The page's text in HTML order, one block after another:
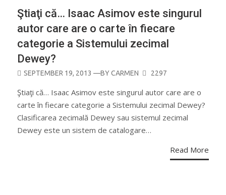
Ştiaţi că… Isaac Asimov este singurul
autor care are o carte în fiecare
categorie a Sistemului zecimal
Dewey?
POSTED
SEPTEMBER 19, 2013 —BYCARMEN 2297
Ştiaţi că… Isaac Asimov este singurul autor care are o
carte în fiecare categorie a Sistemului zecimal Dewey?
Clasificarea zecimală Dewey sau sistemul zecimal
Dewey este un sistem de catalogare…
Read More